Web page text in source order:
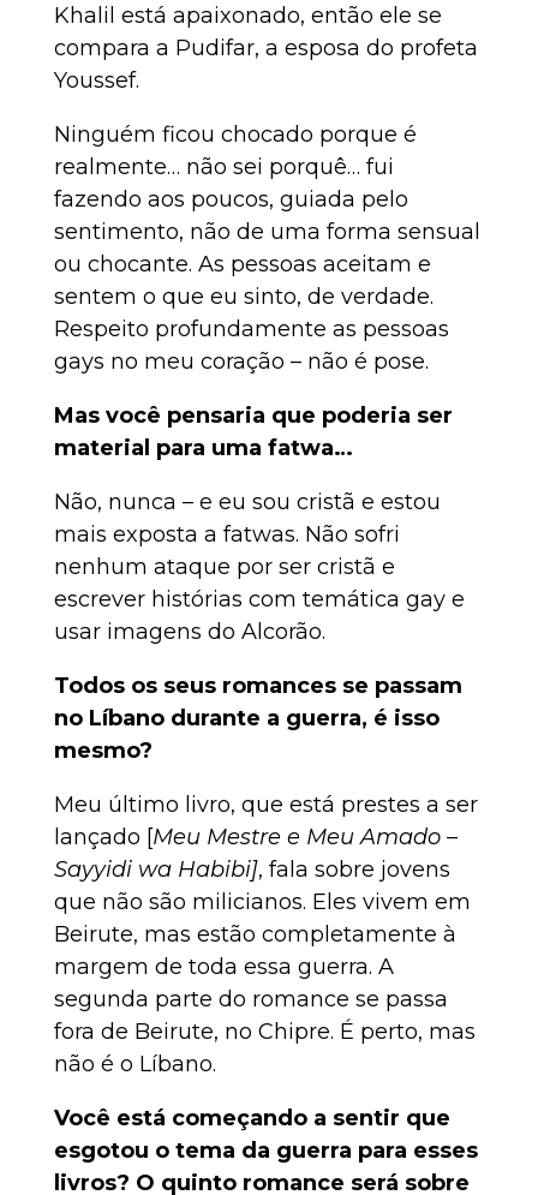
Khalil está apaixonado, então ele se
compara a Pudifar, a esposa do profeta
Youssef.
Ninguém ficou chocado porque é
realmente… não sei porquê… fui
fazendo aos poucos, guiada pelo
sentimento, não de uma forma sensual
ou chocante. As pessoas aceitam e
sentem o que eu sinto, de verdade.
Respeito profundamente as pessoas
gays no meu coração – não é pose.
Mas você pensaria que poderia ser
material para uma fatwa…
Não, nunca – e eu sou cristã e estou
mais exposta a fatwas. Não sofri
nenhum ataque por ser cristã e
escrever histórias com temática gay e
usar imagens do Alcorão.
Todos os seus romances se passam
no Líbano durante a guerra, é isso
mesmo?
Meu último livro, que está prestes a ser
lançado [Meu Mestre e Meu Amado –
Sayyidi wa Habibi], fala sobre jovens
que não são milicianos. Eles vivem em
Beirute, mas estão completamente à
margem de toda essa guerra. A
segunda parte do romance se passa
fora de Beirute, no Chipre. É perto, mas
não é o Líbano.
Você está começando a sentir que
esgotou o tema da guerra para esses
livros? O quinto romance será sobre